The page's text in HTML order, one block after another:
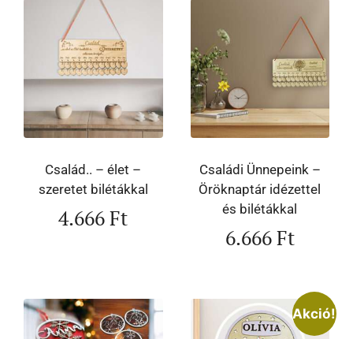
Család.. – élet –
szeretet bilétákkal
4.666Ft
Családi Ünnepeink –
Öröknaptár idézettel
és bilétákkal
6.666Ft
Akció!